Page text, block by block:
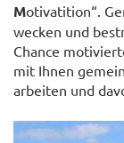
Motivatition“.
wecken und
Chance
mit Ihnen
arbeiten und